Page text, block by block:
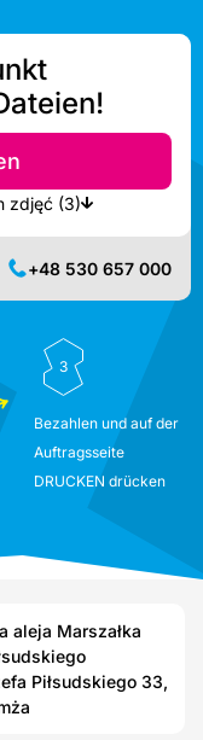
Nächste verfügbare Drucker anzeigen zdjęć (3)
+48 530 657 000
3
Bezahlen und auf der
Auftragsseite
DRUCKEN drücken
aleja Marszałka
Piłsudskiego 33,